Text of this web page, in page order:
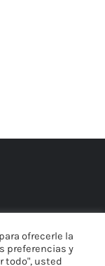
ofrecerle la
preferencias y
todo", usted